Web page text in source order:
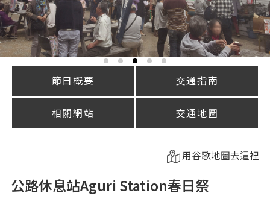
節日概要 交通指南
相關網站 交通地圖
用谷歌地圖去這裡
公路休息站Aguri Station春日祭